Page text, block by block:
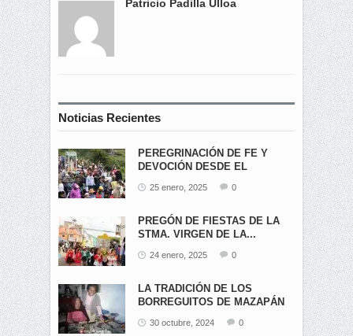
Patricio Padilla Ulloa
Noticias Recientes
PEREGRINACIÓN DE FE Y
DEVOCIÓN DESDE EL
25 enero, 2025 0
PREGÓN DE FIESTAS DE LA
STMA. VIRGEN DE LA...
24 enero, 2025 0
LA TRADICIÓN DE LOS
BORREGUITOS DE MAZAPÁN
30 octubre, 2024 0